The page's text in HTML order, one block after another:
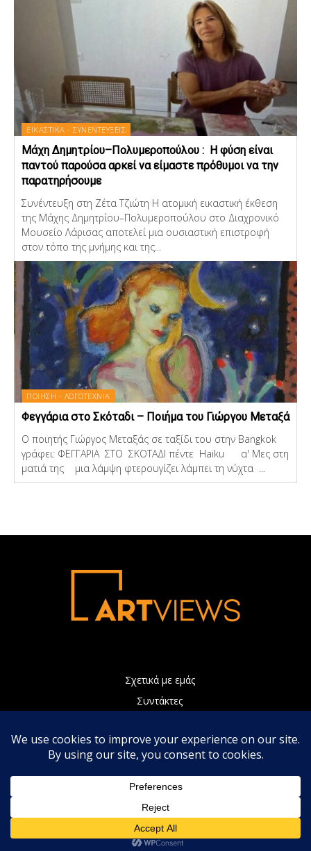
ΕΙΚΑΣΤΙΚΑ - ΣΥΝΕΝΤΕΥΞΕΙΣ
Μάχη Δημητρίου–Πολυμεροπούλου : Η φύση είναι
παντού παρούσα αρκεί να είμαστε πρόθυμοι να την
παρατηρήσουμε
Συνέντευξη στη Ζέτα Τζιώτη Η ατομική εικαστική έκθεση
της Μάχης Δημητρίου–Πολυμεροπούλου στο Διαχρονικό
Μουσείο Λάρισας αποτελεί μια ουσιαστική επιστροφή
στον τόπο της μνήμης και της...
ΠΟΙΗΣΗ - ΛΟΓΟΤΕΧΝΙΑ
Φεγγάρια στο Σκόταδι – Ποιήμα του Γιώργου Μεταξά
Ο ποιητής Γιώργος Μεταξάς σε ταξίδι του στην Bangkok
γράφει: ΦΕΓΓΑΡΙΑ ΣΤΟ ΣΚΟΤΑΔΙ πέντε Haiku α' Μες στη
ματιά της μια λάμψη φτερουγίζει λάμπει τη νύχτα ...
Σχετικά με εμάς
Συντάκτες
Πολιτική Απορρήτου
Επικοινωνία
© Copyright 2022 - Artviews
Η ιστοσελίδα μας χρησιμοποιεί Cookies τα οποία συνεισφέρουν
περιήγηση, αποδέχεστε την χρήση των Cookies.
Πολιτική απορρήτου